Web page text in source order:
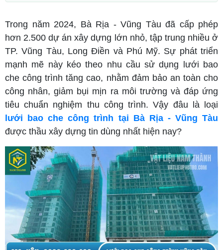
Trong năm 2024, Bà Rịa - Vũng Tàu đã cấp phép
hơn 2.500 dự án xây dựng lớn nhỏ, tập trung nhiều ở
TP. Vũng Tàu, Long Điền và Phú Mỹ. Sự phát triển
mạnh mẽ này kéo theo nhu cầu sử dụng lưới bao
che công trình tăng cao, nhằm đảm bảo an toàn cho
công nhân, giảm bụi mịn ra môi trường và đáp ứng
tiêu chuẩn nghiệm thu công trình. Vậy đâu là loại
lưới bao che công trình tại Bà Rịa - Vũng Tàu
được thầu xây dựng tin dùng nhất hiện nay?